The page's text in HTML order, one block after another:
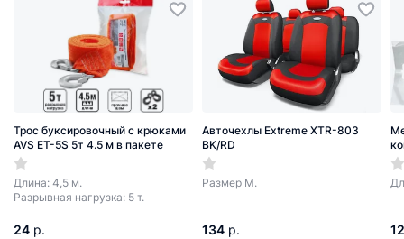
Трос буксировочный с крюками
AVS ET-5S 5т 4.5 м в пакете
Длина: 4,5 м.
Разрывная нагрузка: 5 т.
24 р.
Авточехлы Extreme XTR-803
BK/RD
Размер М.
134 р. 12